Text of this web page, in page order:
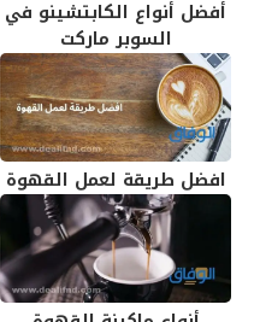
أفضل أنواع الكابتشينو في
السوبر ماركت
افضل طريقة لعمل القهوة